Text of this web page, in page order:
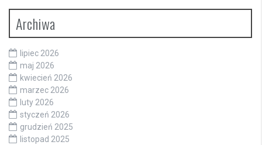
Archiwa
lipiec 2026
maj 2026
kwiecień 2026
marzec 2026
luty 2026
styczeń 2026
grudzień 2025
listopad 2025